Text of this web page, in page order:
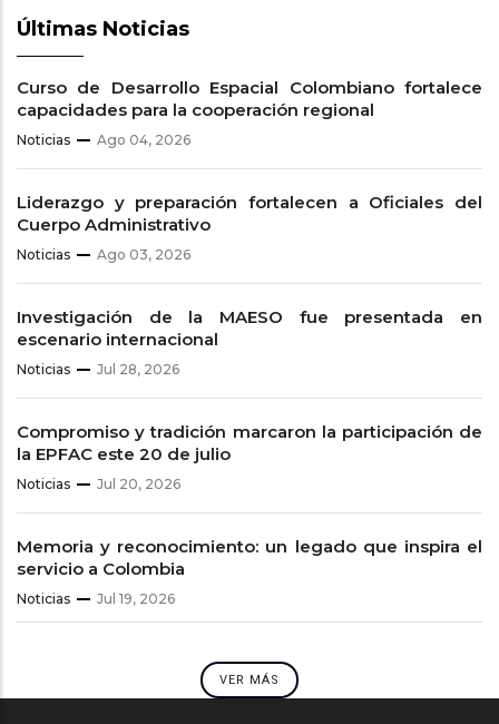
Últimas Noticias
Curso de Desarrollo Espacial Colombiano fortalece
capacidades para la cooperación regional
Noticias Ago 04, 2026
Liderazgo y preparación fortalecen a Oficiales del
Cuerpo Administrativo
Noticias Ago 03, 2026
Investigación de la MAESO fue presentada en
escenario internacional
Noticias Jul 28, 2026
Compromiso y tradición marcaron la participación de
la EPFAC este 20 de julio
Noticias Jul 20, 2026
Memoria y reconocimiento: un legado que inspira el
servicio a Colombia
Noticias Jul 19, 2026
VER MÁS